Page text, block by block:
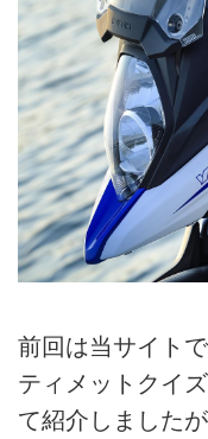
前回は当サイト
ティメットクイ
て紹介しました